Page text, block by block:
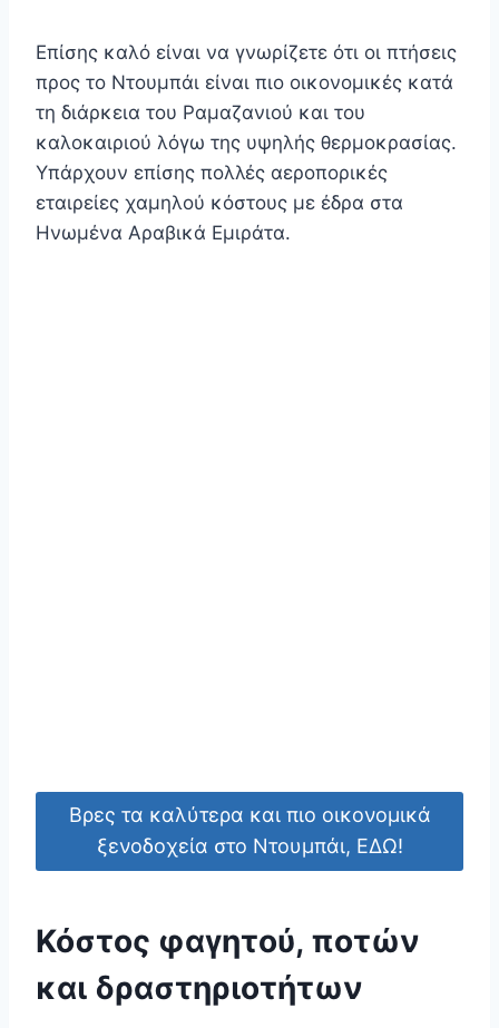
Επίσης καλό είναι να γνωρίζετε ότι οι πτήσεις
προς το Ντουμπάι είναι πιο οικονομικές κατά
τη διάρκεια του Ραμαζανιού και του
καλοκαιριού λόγω της υψηλής θερμοκρασίας.
Υπάρχουν επίσης πολλές αεροπορικές
εταιρείες χαμηλού κόστους με έδρα στα
Ηνωμένα Αραβικά Εμιράτα.
Βρες τα καλύτερα και πιο οικονομικά
ξενοδοχεία στο Ντουμπάι, ΕΔΩ!
Κόστος φαγητού, ποτών
και δραστηριοτήτων